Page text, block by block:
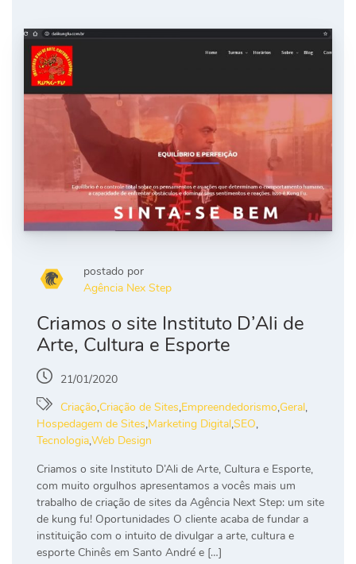
postado por
Agência Nex Step
Criamos o site Instituto D’Ali de
Arte, Cultura e Esporte
21/01/2020
Criação,Criação de Sites,Empreendedorismo,Geral,
Hospedagem de Sites,Marketing Digital,SEO,
Tecnologia,Web Design
Criamos o site Instituto D’Ali de Arte, Cultura e Esporte,
com muito orgulhos apresentamos a vocês mais um
trabalho de criação de sites da Agência Next Step: um site
de kung fu! Oportunidades O cliente acaba de fundar a
instituição com o intuito de divulgar a arte, cultura e
esporte Chinês em Santo André e […]